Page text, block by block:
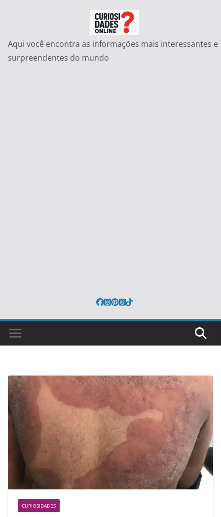
conteúdo
Aqui você encontra as informações mais interessantes e
surpreendentes do mundo
CURIOSIDADES